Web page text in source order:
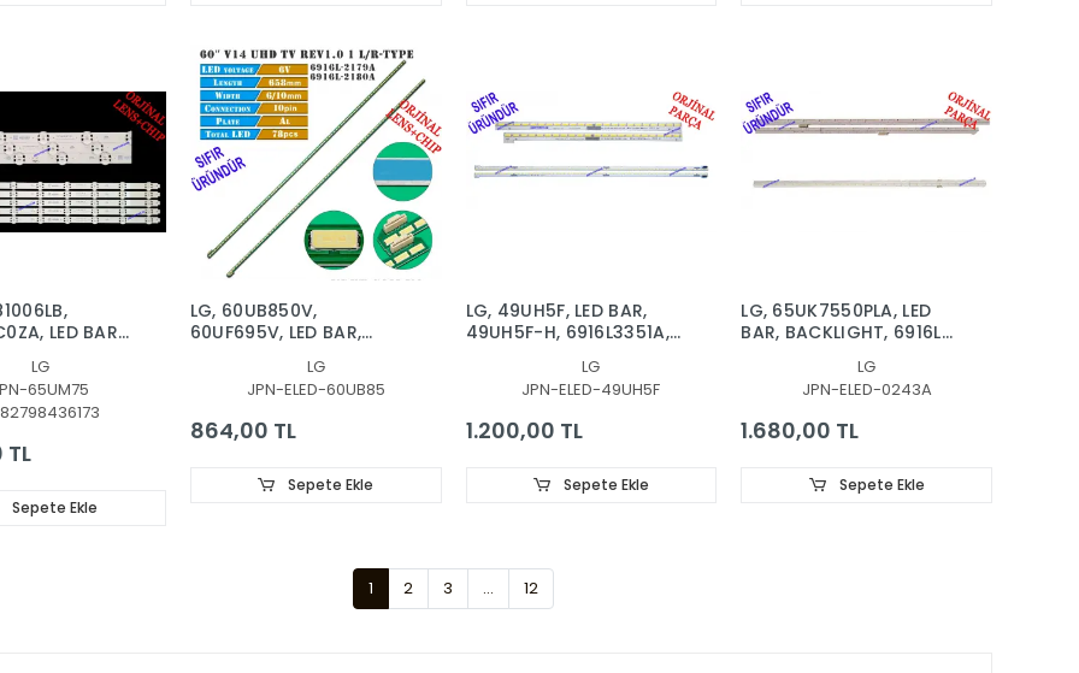
47PF8080
LED BAR,
65UM7650
LG
65UM75
TL
Sepete Ekle
LG, 60UB850V,
60UF695V, LED BAR,
2179A 6916L-2180A,
6916L2179A, 6916L2180A
LG
JPN-ELED-60UB85
864,00 TL
Sepete Ekle
LG, 49UH5F, LED BAR,
49UH5F-H, 6916L3351A,
3352B 55 V20 CoD 3351
LG
JPN-ELED-49UH5F
1.200,00 TL
Sepete Ekle
LG, 65UK7550PLA, LED
BAR, BACKLIGHT, 6916L-
V18, ART3 3110 3108
LG
JPN-ELED-0243A
1.680,00 TL
Sepete Ekle
1 2 3 ... 12